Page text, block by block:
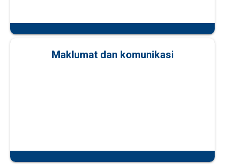
Maklumat dan komunikasi